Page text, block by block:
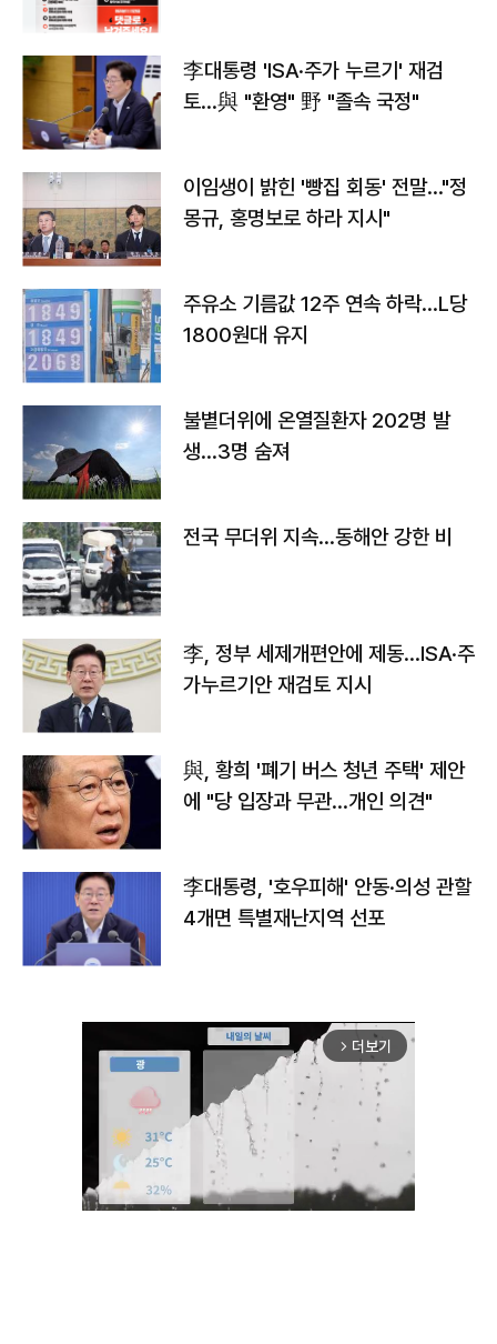
李대통령 'ISA·주가 누르기' 재검
토…與 "환영" 野 "졸속 국정"
이임생이 밝힌 '빵집 회동' 전말…"정
몽규, 홍명보로 하라 지시"
주유소 기름값 12주 연속 하락…L당
1800원대 유지
불볕더위에 온열질환자 202명 발
생…3명 숨져
전국 무더위 지속…동해안 강한 비
李, 정부 세제개편안에 제동…ISA·주
가누르기안 재검토 지시
與, 황희 '폐기 버스 청년 주택' 제안
에 "당 입장과 무관…개인 의견"
李대통령, '호우피해' 안동·의성 관할
4개면 특별재난지역 선포
arrow_forward_ios 더보기